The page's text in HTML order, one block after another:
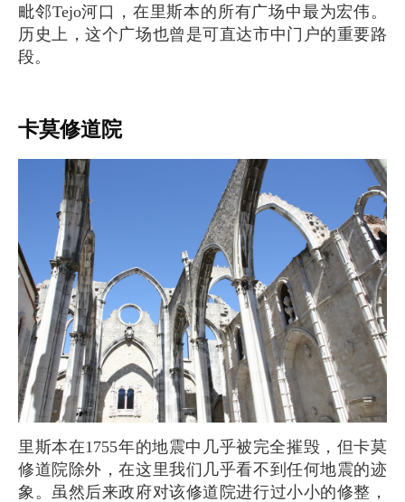
毗邻Tejo河口，在里斯本的所有广场中最为宏伟。
历史上，这个广场也曾是可直达市中门户的重要路
段。
卡莫修道院
里斯本在1755年的地震中几乎被完全摧毁，但卡莫
修道院除外，在这里我们几乎看不到任何地震的迹
象。虽然后来政府对该修道院进行过小小的修整，